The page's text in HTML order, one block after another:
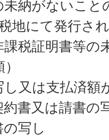
未納がないこと
地にて発行さ
課税証明書等の
し又は支払済額
約書又は請書の
写し